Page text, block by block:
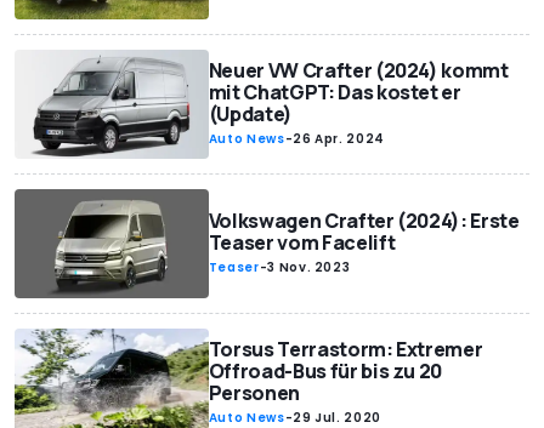
Neuer VW Crafter (2024) kommt
mit ChatGPT: Das kostet er
(Update)
Auto News-26 Apr. 2024
Volkswagen Crafter (2024): Erste
Teaser vom Facelift
Teaser-3 Nov. 2023
Torsus Terrastorm: Extremer
Offroad-Bus für bis zu 20
Personen
Auto News-29 Jul. 2020